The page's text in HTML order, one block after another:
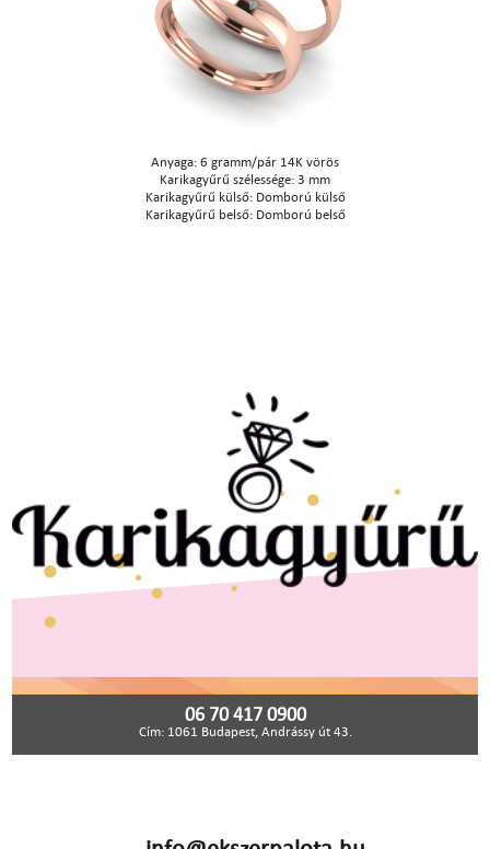
Anyaga: 6 gramm/pár 14K vörös
Karikagyűrű szélessége: 3 mm
Karikagyűrű külső: Domború külső
Karikagyűrű belső: Domború belső
06 70 417 0900
Cím: 1061 Budapest, Andrássy út 43.